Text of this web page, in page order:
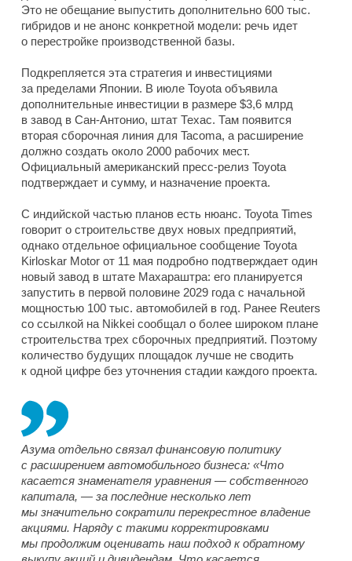
Это не обещание выпустить дополнительно 600 тыс.
гибридов и не анонс конкретной модели: речь идет
о перестройке производственной базы.
Подкрепляется эта стратегия и инвестициями
за пределами Японии. В июле Toyota объявила
дополнительные инвестиции в размере $3,6 млрд
в завод в Сан-Антонио, штат Техас. Там появится
вторая сборочная линия для Tacoma, а расширение
должно создать около 2000 рабочих мест.
Официальный американский пресс-релиз Toyota
подтверждает и сумму, и назначение проекта.
С индийской частью планов есть нюанс. Toyota Times
говорит о строительстве двух новых предприятий,
однако отдельное официальное сообщение Toyota
Kirloskar Motor от 11 мая подробно подтверждает один
новый завод в штате Махараштра: его планируется
запустить в первой половине 2029 года с начальной
мощностью 100 тыс. автомобилей в год. Ранее Reuters
со ссылкой на Nikkei сообщал о более широком плане
строительства трех сборочных предприятий. Поэтому
количество будущих площадок лучше не сводить
к одной цифре без уточнения стадии каждого проекта.
Азума отдельно связал финансовую политику
с расширением автомобильного бизнеса: «Что
касается знаменателя уравнения — собственного
капитала, — за последние несколько лет
мы значительно сократили перекрестное владение
акциями. Наряду с такими корректировками
мы продолжим оценивать наш подход к обратному